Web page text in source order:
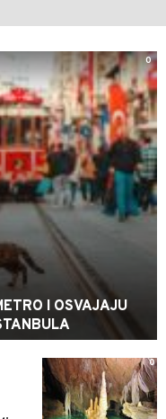
0
I OSVAJAJU
0